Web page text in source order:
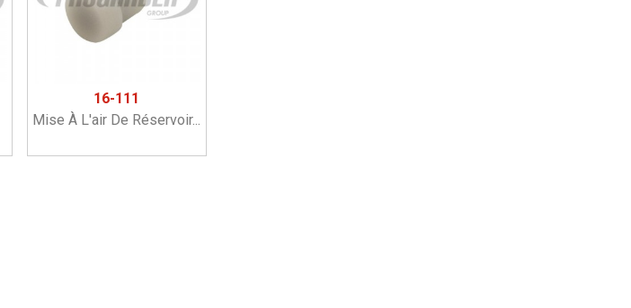
16-111
Mise À L'air De Réservoir...